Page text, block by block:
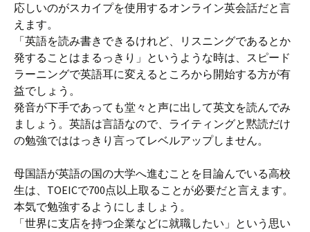
応しいのがスカイプを使用するオンライン英会話だと言
えます。
「英語を読み書きできるけれど、リスニングであるとか
発することはまるっきり」というような時は、スピード
ラーニングで英語耳に変えるところから開始する方が有
益でしょう。
発音が下手であっても堂々と声に出して英文を読んでみ
ましょう。英語は言語なので、ライティングと黙読だけ
の勉強でははっきり言ってレベルアップしません。
母国語が英語の国の大学へ進むことを目論んでいる高校
生は、TOEICで700点以上取ることが必要だと言えます。
本気で勉強するようにしましょう。
「世界に支店を持つ企業などに就職したい」という思い